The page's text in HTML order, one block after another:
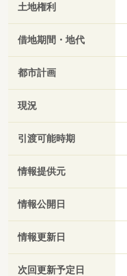
土地権利
借地期間・地代
都市計画
現況
引渡可能時期
情報提供元
情報公開日
情報更新日
次回更新予定日